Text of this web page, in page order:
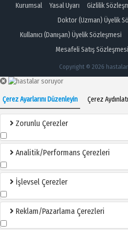
Kurumsal Yasal Uyarı Gizlilik
Doktor (Uzman) Üyelik
Kullanıcı (Danışan) Üyelik Sözleşmesi
Mesafeli Satış Sözleşmesi
Copyright © 2026
Çerez Ayarlarını Düzenleyin Çerez
Zorunlu Çerezler
Analitik/Performans Çerezleri
İşlevsel Çerezler
Reklam/Pazarlama Çerezleri